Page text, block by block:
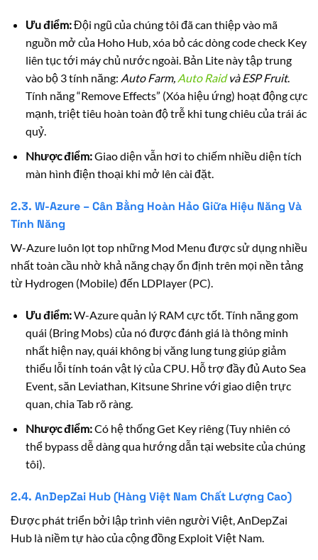
Ưu điểm:Đội ngũ của chúng tôi đã can thiệp vào mã
nguồn mở của Hoho Hub, xóa bỏ các dòng code check Key
liên tục tới máy chủ nước ngoài. Bản Lite này tập trung
vào bộ 3 tính năng: Auto Farm, Auto Raidvà ESP Fruit.
Tính năng “Remove Effects” (Xóa hiệu ứng) hoạt động cực
mạnh, triệt tiêu hoàn toàn độ trễ khi tung chiêu của trái ác
quỷ.
Nhược điểm:Giao diện vẫn hơi to chiếm nhiều diện tích
màn hình điện thoại khi mở lên cài đặt.
2.3. W-Azure – Cân Bằng Hoàn Hảo Giữa Hiệu Năng Và
Tính Năng
W-Azure luôn lọt top những Mod Menu được sử dụng nhiều
nhất toàn cầu nhờ khả năng chạy ổn định trên mọi nền tảng
từ Hydrogen (Mobile) đến LDPlayer (PC).
Ưu điểm:W-Azure quản lý RAM cực tốt. Tính năng gom
quái (Bring Mobs) của nó được đánh giá là thông minh
nhất hiện nay, quái không bị văng lung tung giúp giảm
thiểu lỗi tính toán vật lý của CPU. Hỗ trợ đầy đủ Auto Sea
Event, săn Leviathan, Kitsune Shrine với giao diện trực
quan, chia Tab rõ ràng.
Nhược điểm:Có hệ thống Get Key riêng (Tuy nhiên có
thể bypass dễ dàng qua hướng dẫn tại website của chúng
tôi).
2.4. AnDepZai Hub (Hàng Việt Nam Chất Lượng Cao)
Được phát triển bởi lập trình viên người Việt, AnDepZai
Hub là niềm tự hào của cộng đồng Exploit Việt Nam.